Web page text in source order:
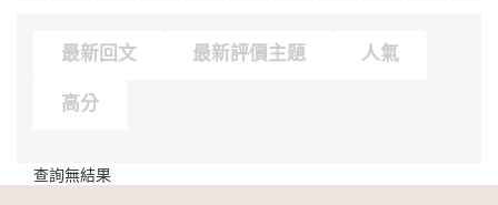
最新回文 最新評價主題 人氣
高分
查詢無結果